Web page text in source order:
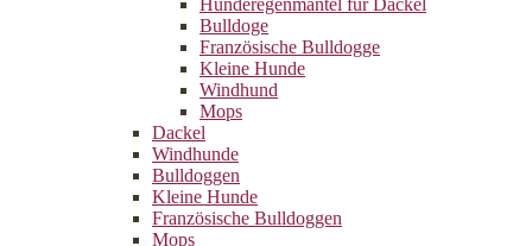
Hunderegenmantel für Dackel
Bulldoge
Französische Bulldogge
Kleine Hunde
Windhund
Mops
Dackel
Windhunde
Bulldoggen
Kleine Hunde
Französische Bulldoggen
Mops